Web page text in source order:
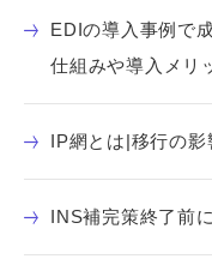
EDIの導入事例で
仕組みや導入メリ
IP網とは|移行の
INS補完策終了前